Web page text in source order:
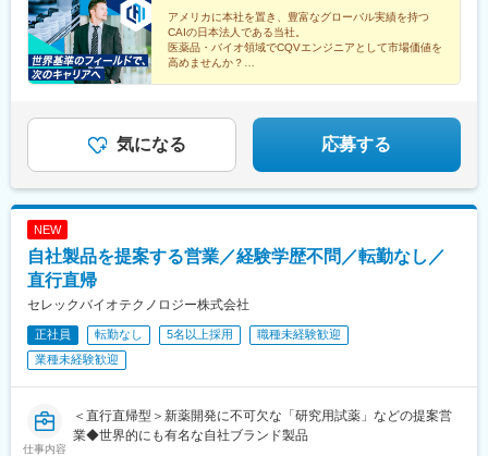
アメリカに本社を置き、豊富なグローバル実績を持つ
CAIの日本法人である当社。
医薬品・バイオ領域でCQVエンジニアとして市場価値を
高めませんか？
◎グローバル基準の環境
◎トレーニング制度充実
気になる 応募する
NEW
自社製品を提案する営業／経験学歴不問／転勤なし／
直行直帰
セレックバイオテクノロジー株式会社
正社員 転勤なし 5名以上採用
職種未経験歓迎
業種未経験歓迎
仕事内容
＜直行直帰型＞新薬開発に不可欠な「研究用試薬」などの提案営
業◆世界的にも有名な自社ブランド製品